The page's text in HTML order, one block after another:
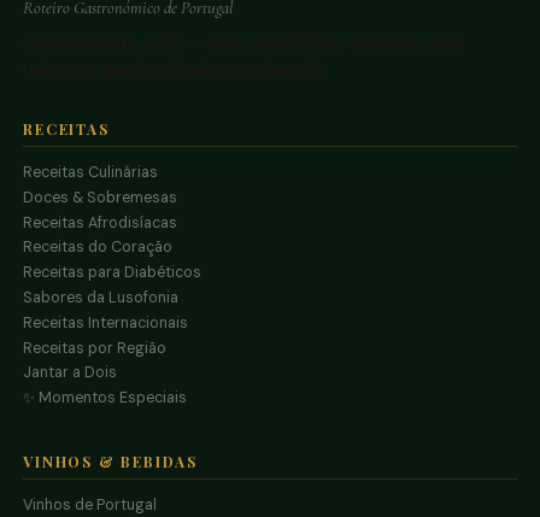
Roteiro Gastronómico de Portugal
RECEITAS
Receitas Culinárias
Doces & Sobremesas
Receitas Afrodisíacas
Receitas do Coração
Receitas para Diabéticos
Sabores da Lusofonia
Receitas Internacionais
Receitas por Região
Jantar a Dois
✨ Momentos Especiais
VINHOS & BEBIDAS
Vinhos de Portugal